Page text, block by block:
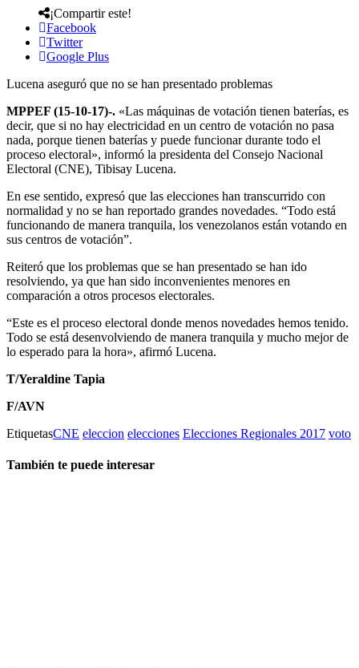
¡Compartir este!
Facebook
Twitter
Google Plus
Lucena aseguró que no se han presentado problemas
MPPEF (15-10-17)-. «Las máquinas de votación tienen baterías, es
decir, que si no hay electricidad en un centro de votación no pasa
nada, porque tienen baterías y puede funcionar durante todo el
proceso electoral», informó la presidenta del Consejo Nacional
Electoral (CNE), Tibisay Lucena.
En ese sentido, expresó que las elecciones han transcurrido con
normalidad y no se han reportado grandes novedades. “Todo está
funcionando de manera tranquila, los venezolanos están votando en
sus centros de votación”.
Reiteró que los problemas que se han presentado se han ido
resolviendo, ya que han sido inconvenientes menores en
comparación a otros procesos electorales.
“Este es el proceso electoral donde menos novedades hemos tenido.
Todo se está desenvolviendo de manera tranquila y mucho mejor de
lo esperado para la hora», afirmó Lucena.
T/Yeraldine Tapia
F/AVN
EtiquetasCNE eleccion elecciones Elecciones Regionales 2017 voto
También te puede interesar